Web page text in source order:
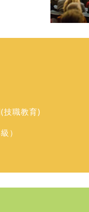
技職教育)
）